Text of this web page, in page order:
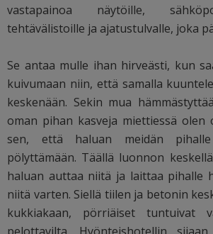
vastapainoa näytöille,
tehtävälistoille ja ajatustulvalle, joka
Se antaa mulle ihan hirveästi, kun
kuivumaan niin, että samalla
keskenään. Sekin mua
oman pihan kasveja miettiessä
sen, että haluan meidän
pölyttämään. Täällä luonnon
haluan auttaa niitä ja laittaa pihalle
niitä varten. Siellä tiilen ja betonin
kukkiakaan, pörriäiset tuntuivat